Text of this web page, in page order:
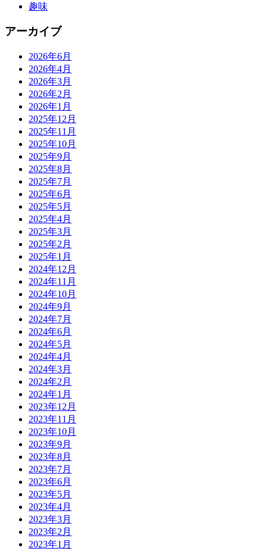
趣味
アーカイブ
2026年6月
2026年4月
2026年3月
2026年2月
2026年1月
2025年12月
2025年11月
2025年10月
2025年9月
2025年8月
2025年7月
2025年6月
2025年5月
2025年4月
2025年3月
2025年2月
2025年1月
2024年12月
2024年11月
2024年10月
2024年9月
2024年7月
2024年6月
2024年5月
2024年4月
2024年3月
2024年2月
2024年1月
2023年12月
2023年11月
2023年10月
2023年9月
2023年8月
2023年7月
2023年6月
2023年5月
2023年4月
2023年3月
2023年2月
2023年1月